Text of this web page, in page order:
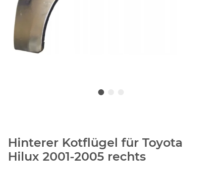
Hinterer Kotflügel für Toyota
Hilux 2001-2005 rechts